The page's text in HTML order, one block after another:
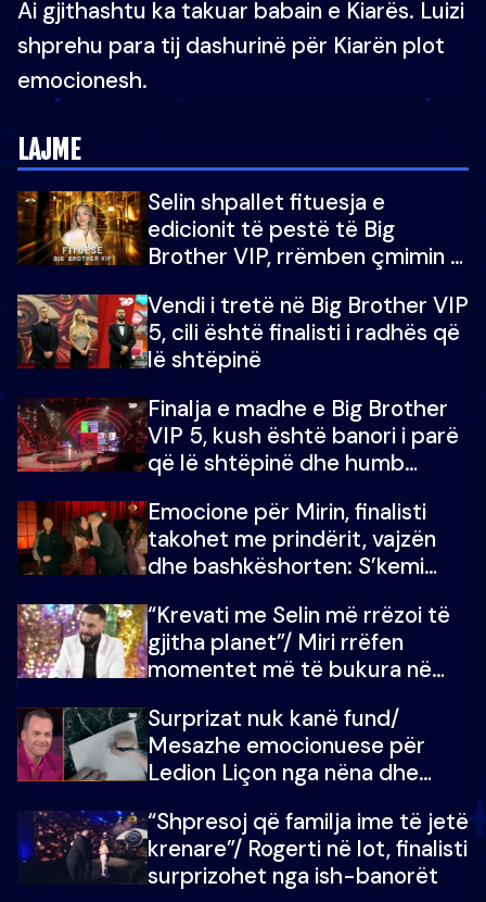
Ai gjithashtu ka takuar babain e Kiarës. Luizi
shprehu para tij dashurinë për Kiarën plot
emocionesh.
LAJME
Selin shpallet fituesja e
edicionit të pestë të Big
Brother VIP, rrëmben çmimin e
Vendi i tretë në Big Brother VIP
5, cili është finalisti i radhës që
lë shtëpinë
Finalja e madhe e Big Brother
VIP 5, kush është banori i parë
që lë shtëpinë dhe humb
çmimin e madh
Emocione për Mirin, finalisti
takohet me prindërit, vajzën
dhe bashkëshorten: S’kemi
“Krevati me Selin më rrëzoi të
gjitha planet”/ Miri rrëfen
momentet më të bukura në
mungojë zilja e mëngjesit kur…
Surprizat nuk kanë fund/
Mesazhe emocionuese për
Ledion Liçon nga nëna dhe
mban dot lotët: Nuk meritoj…
“Shpresoj që familja ime të jetë
krenare”/ Rogerti në lot, finalisti
surprizohet nga ish-banorët